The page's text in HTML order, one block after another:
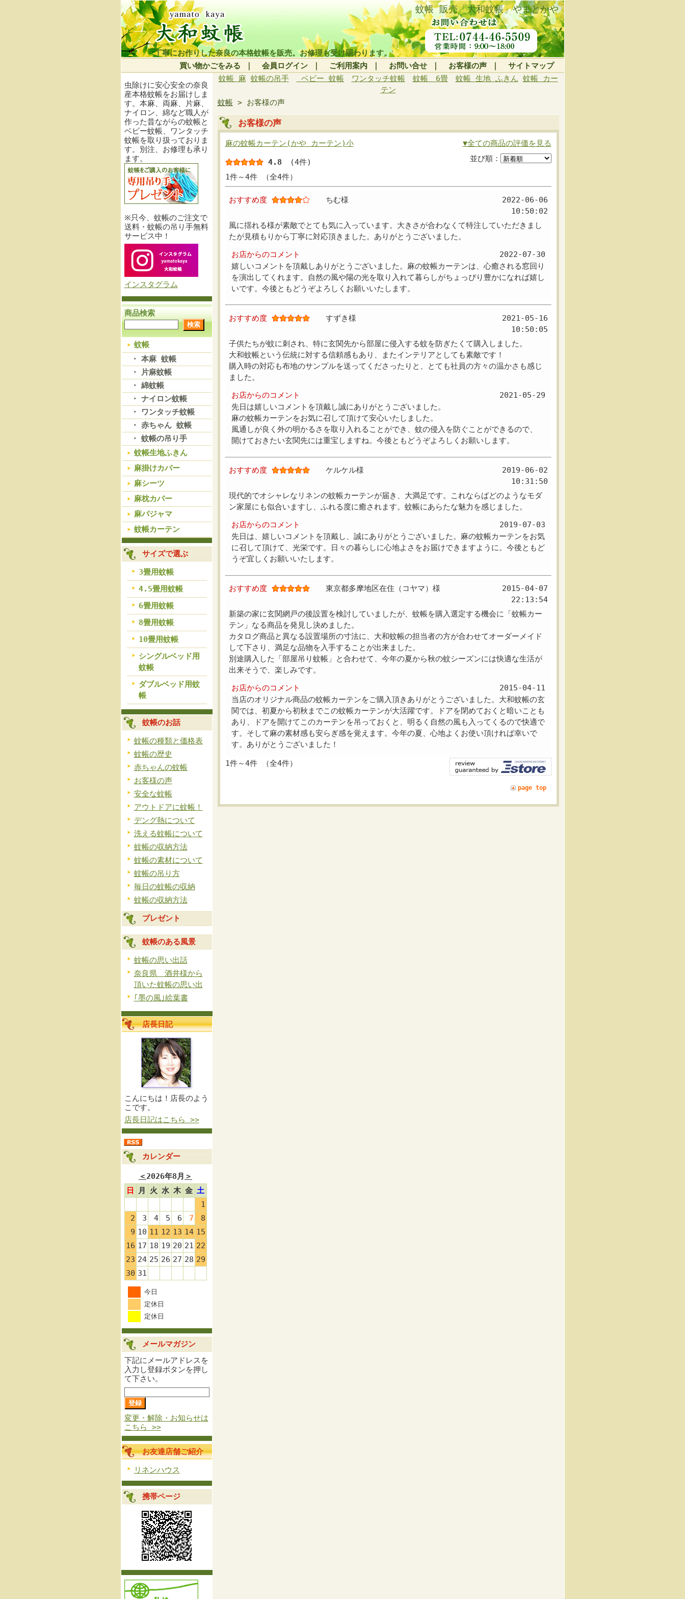
蚊帳 販売「大和蚊帳」やまとかや
丁寧にお作りした奈良の本格蚊帳を販売。お修理も受け賜わります。
買い物かごをみる｜ 会員ログイン｜ ご利用案内｜ お問い合せ｜ お客様の声｜ サイトマップ
虫除けに安心安全の奈良
産本格蚊帳をお届けしま
す。本麻、両麻、片麻、
ナイロン、綿など職人が
作った昔ながらの蚊帳と
ベビー蚊帳、ワンタッチ
蚊帳を取り扱っておりま
す。別注、お修理も承り
ます。
※只今、蚊帳のご注文で
送料・蚊帳の吊り手無料
サービス中！
インスタグラム
商品検索
蚊帳
本麻 蚊帳
片麻蚊帳
綿蚊帳
ナイロン蚊帳
ワンタッチ蚊帳
赤ちゃん 蚊帳
蚊帳の吊り手
蚊帳生地ふきん
麻掛けカバー
麻シーツ
麻枕カバー
麻パジャマ
蚊帳カーテン
サイズで選ぶ
3畳用蚊帳
4.5畳用蚊帳
6畳用蚊帳
8畳用蚊帳
10畳用蚊帳
シングルベッド用
蚊帳
ダブルベッド用蚊
帳
蚊帳のお話
蚊帳の種類と価格表
蚊帳の歴史
赤ちゃんの蚊帳
お客様の声
安全な蚊帳
アウトドアに蚊帳！
デング熱について
洗える蚊帳について
蚊帳の収納方法
蚊帳の素材について
蚊帳の吊り方
毎日の蚊帳の収納
蚊帳の収納方法
プレゼント
蚊帳のある風景
蚊帳の思い出話
奈良県 酒井様から
頂いた蚊帳の思い出
｢墨の風｣絵葉書
店長日記
こんにちは！店長のよう
こです。
店長日記はこちら >>
カレンダー
＜2026年8月 ＞
日
月 火 水 木 金 土
1
2
3 4 5 6 7
8
9 10 11 12 13 14 15
16 17 18 19 20 21 22
23 24 25 26 27 28 29
30 31
今日
定休日
定休日
メールマガジン
下記にメールアドレスを
入力し登録ボタンを押し
て下さい。
変更・解除・お知らせは
こちら >>
お友達店舗ご紹介
リネンハウス
携帯ページ
蚊帳 麻 蚊帳の吊手 ベビー 蚊帳 ワンタッチ蚊帳 蚊帳 6畳 蚊帳 生地 ふきん 蚊帳 カー
テン
蚊帳 > お客様の声
お客様の声
麻の蚊帳カーテン(かや カーテン)小 ▼全ての商品の評価を見る
4.8 (4件)
並び順：
1件～4件 （全4件）
おすすめ度 ちむ様
2022-06-06
10:50:02
風に揺れる様が素敵でとても気に入っています。大きさが合わなくて特注していただきまし
たが見積もりから丁寧に対応頂きました。ありがとうございました。
お店からのコメント
2022-07-30
嬉しいコメントを頂戴しありがとうございました。麻の蚊帳カーテンは、心癒される窓回り
を演出してくれます。自然の風や陽の光を取り入れて暮らしがちょっぴり豊かになれば嬉し
いです。今後ともどうぞよろしくお願いいたします。
おすすめ度 すずき様
2021-05-16
10:50:05
子供たちが蚊に刺され、特に玄関先から部屋に侵入する蚊を防ぎたくて購入しました。
大和蚊帳という伝統に対する信頼感もあり、またインテリアとしても素敵です！
購入時の対応も布地のサンプルを送ってくださったりと、とても社員の方々の温かさも感じ
ました。
お店からのコメント
2021-05-29
先日は嬉しいコメントを頂戴し誠にありがとうございました。
麻の蚊帳カーテンをお気に召して頂けて安心いたしました。
風通しが良く外の明かるさを取り入れることができ、蚊の侵入を防ぐことができるので、
開けておきたい玄関先には重宝しますね。今後ともどうぞよろしくお願いします。
おすすめ度 ケルケル様
2019-06-02
10:31:50
現代的でオシャレなリネンの蚊帳カーテンが届き、大満足です。これならばどのようなモダ
ン家屋にも似合いますし、ふれる度に癒されます。蚊帳にあらたな魅力を感じました。
お店からのコメント
2019-07-03
先日は、嬉しいコメントを頂戴し、誠にありがとうございました。麻の蚊帳カーテンをお気
に召して頂けて、光栄です。日々の暮らしに心地よさをお届けできますように。今後ともど
うぞ宜しくお願いいたします。
おすすめ度 東京都多摩地区在住（コヤマ）様
2015-04-07
22:13:54
新築の家に玄関網戸の後設置を検討していましたが、蚊帳を購入選定する機会に「蚊帳カー
テン」なる商品を発見し決めました。
カタログ商品と異なる設置場所の寸法に、大和蚊帳の担当者の方が合わせてオーダーメイド
して下さり、満足な品物を入手することが出来ました。
別途購入した「部屋吊り蚊帳」と合わせて、今年の夏から秋の蚊シーズンには快適な生活が
出来そうで、楽しみです。
お店からのコメント
2015-04-11
当店のオリジナル商品の蚊帳カーテンをご購入頂きありがとうございました。大和蚊帳の玄
関では、初夏から初秋までこの蚊帳カーテンが大活躍です。ドアを閉めておくと暗いことも
あり、ドアを開けてこのカーテンを吊っておくと、明るく自然の風も入ってくるので快適で
す。そして麻の素材感も安らぎ感を覚えます。今年の夏、心地よくお使い頂ければ幸いで
す。ありがとうございました！
1件～4件 （全4件）
page top